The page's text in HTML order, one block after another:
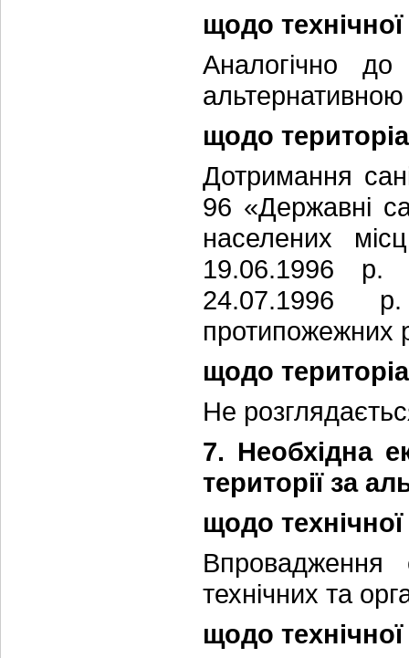
щодо
Аналогічно до
щодо
Дотримання
96 «Державні
населених
19.06.1996 р.
24.07.1996
протипожежних
щодо
Не
7. Необхідна
території за
щодо
Впровадження
технічних та
щодо